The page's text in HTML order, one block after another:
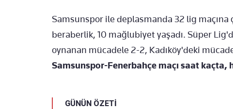
Samsunspor ile deplasmanda 32 lig maçına
beraberlik, 10 mağlubiyet yaşadı. Süper
oynanan mücadele 2-2, Kadıköy'deki
Samsunspor-Fenerbahçe maçı saat kaçta,
GÜNÜN ÖZETİ